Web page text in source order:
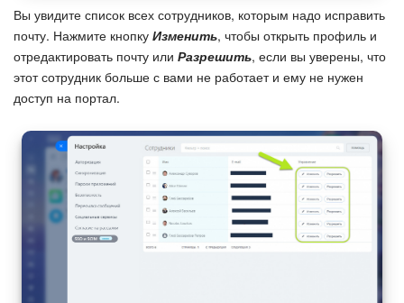
Вы увидите список всех сотрудников, которым надо исправить
почту. Нажмите кнопку Изменить, чтобы открыть профиль и
отредактировать почту или Разрешить, если вы уверены, что
этот сотрудник больше с вами не работает и ему не нужен
доступ на портал.